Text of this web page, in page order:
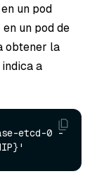
un pod
un pod de
obtener la
a
etcd-0 -